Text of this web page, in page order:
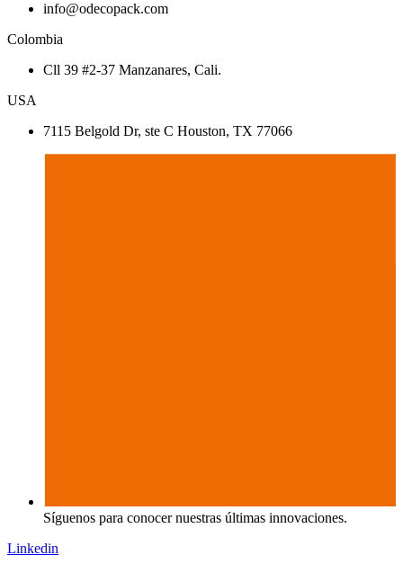
info@odecopack.com
Colombia
Cll 39 #2-37 Manzanares, Cali.
USA
7115 Belgold Dr, ste C Houston, TX 77066
Síguenos para conocer nuestras últimas innovaciones.
Linkedin